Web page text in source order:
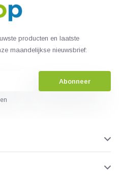
producten en laatste
maandelijkse nieuwsbrief:
Abonneer